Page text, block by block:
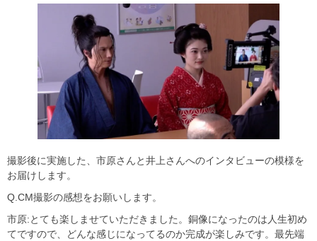
撮影後に実施した、市原さんと井上さんへのインタビューの模様を
お届けします。
Q.CM撮影の感想をお願いします。
市原:とても楽しませていただきました。銅像になったのは人生初め
てですので、どんな感じになってるのか完成が楽しみです。最先端